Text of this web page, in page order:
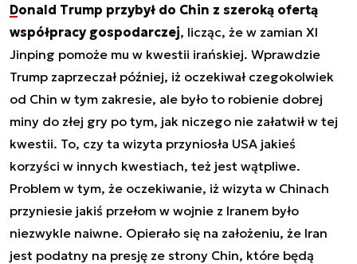
Donald Trump przybył do Chin z szeroką ofertą
współpracy gospodarczej, licząc, że w zamian XI
Jinping pomoże mu w kwestii irańskiej. Wprawdzie
Trump zaprzeczał później, iż oczekiwał czegokolwiek
od Chin w tym zakresie, ale było to robienie dobrej
miny do złej gry po tym, jak niczego nie załatwił w tej
kwestii. To, czy ta wizyta przyniosła USA jakieś
korzyści w innych kwestiach, też jest wątpliwe.
Problem w tym, że oczekiwanie, iż wizyta w Chinach
przyniesie jakiś przełom w wojnie z Iranem było
niezwykle naiwne. Opierało się na założeniu, że Iran
jest podatny na presję ze strony Chin, które będą